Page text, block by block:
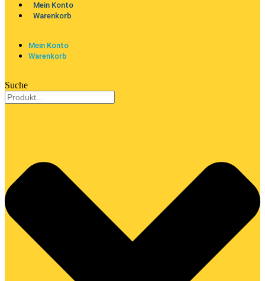
Mein Konto
Warenkorb
Mein Konto
Warenkorb
Suche